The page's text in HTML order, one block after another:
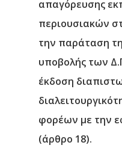
απαγόρευσης
περιουσιακών
την παράταση
υποβολής των
έκδοση
φορέων με την
(άρθρο 18).